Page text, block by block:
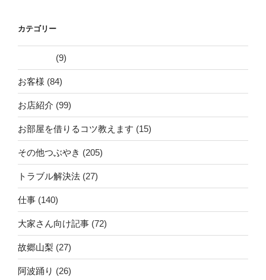
カテゴリー
(9)
お客様 (84)
お店紹介 (99)
お部屋を借りるコツ教えます (15)
その他つぶやき (205)
トラブル解決法 (27)
仕事 (140)
大家さん向け記事 (72)
故郷山梨 (27)
阿波踊り (26)